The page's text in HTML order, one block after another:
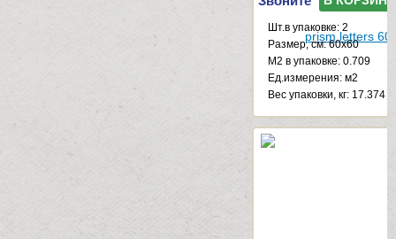
Шт.в упаковке: 2
Размер, см: 60x60
М2 в упаковке: 0.709
Ед.измерения: м2
Веc упаковки, кг: 17.374